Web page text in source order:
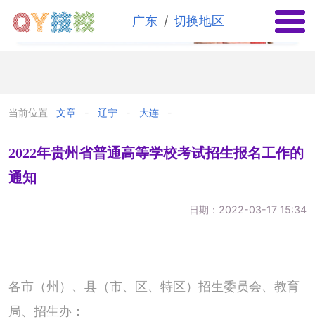
✕
广东 / 切换地区
当前位置 文章 辽宁 大连
2022年贵州省普通高等学校考试招生报名工作的
通知
日期：2022-03-17 15:34
各市（州）、县（市、区、特区）招生委员会、教育
局、招生办：